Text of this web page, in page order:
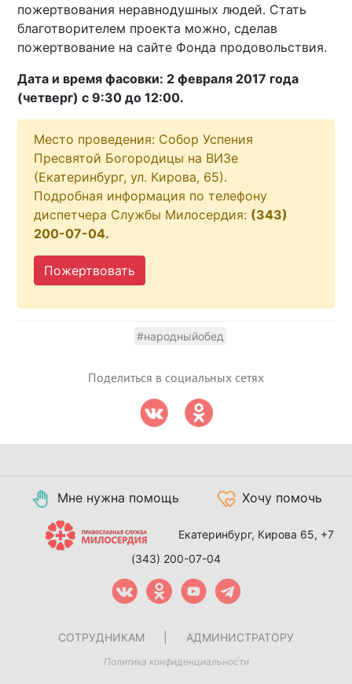
пожертвования неравнодушных людей. Стать
благотворителем проекта можно, сделав
пожертвование на сайте Фонда продовольствия.
Дата и время фасовки: 2 февраля 2017 года
(четверг) с 9:30 до 12:00.
Место проведения: Собор Успения
Пресвятой Богородицы на ВИЗе
(Екатеринбург, ул. Кирова, 65).
Подробная информация по телефону
диспетчера Службы Милосердия: (343)
200-07-04.
Пожертвовать
#народныйобед
Поделиться в социальных сетях
Мне нужна помощь Хочу помочь
Екатеринбург, Кирова 65, +7
(343) 200-07-04
СОТРУДНИКАМ АДМИНИСТРАТОРУ
Политика конфиденциальности